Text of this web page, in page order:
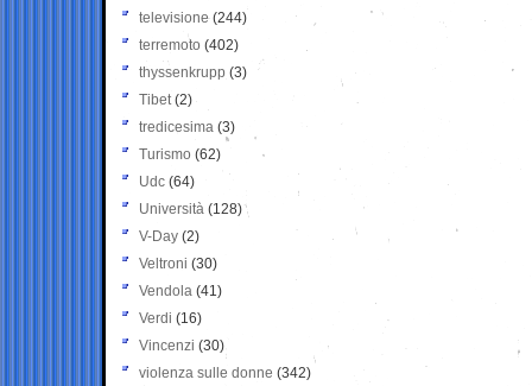
televisione(244)
terremoto (402)
thyssenkrupp (3)
Tibet(2)
tredicesima (3)
Turismo (62)
Udc (64)
Università (128)
V-Day (2)
Veltroni (30)
Vendola (41)
Verdi (16)
Vincenzi (30)
violenza sulle donne (342)